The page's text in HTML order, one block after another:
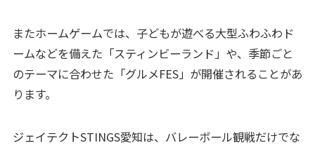
またホームゲームでは、子どもが遊べる大型ふわふわド
ームなどを備えた「スティンビーランド」や、季節ごと
のテーマに合わせた「グルメFES」が開催されることがあ
ります。
ジェイテクトSTINGS愛知は、バレーボール観戦だけでな